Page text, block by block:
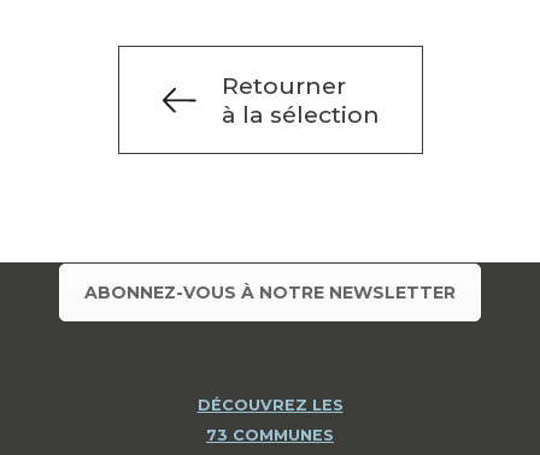
Retourner
à la sélection
ABONNEZ-VOUS À NOTRE NEWSLETTER
DÉCOUVREZ LES
73 COMMUNES